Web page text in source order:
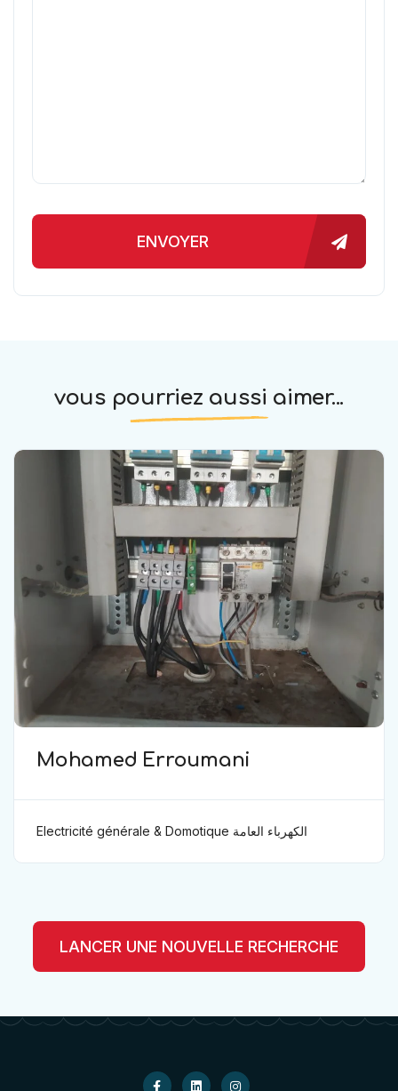
ENVOYER
vous pourriez aussi aimer...
Mohamed Erroumani
Electricité générale & Domotique الكهرباء العامة
LANCER UNE NOUVELLE RECHERCHE